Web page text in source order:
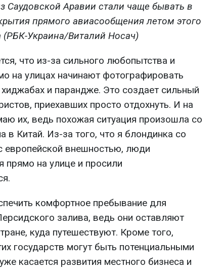
Саудовской Аравии стали чаще бывать в
прямого авиасообщения летом этого
(РБК-Украина/Виталий Носач)
что из-за сильного любопытства и
на улицах начинают фотографировать
и парандже. Это создает сильный
приехавших просто отдохнуть. И на
их, ведь похожая ситуация произошла со
в Китай. Из-за того, что я блондинка со
европейской внешностью, люди
прямо на улице и просили
комфортное пребывание для
залива, ведь они оставляют
куда путешествуют. Кроме того,
государств могут быть потенциальными
касается развития местного бизнеса и